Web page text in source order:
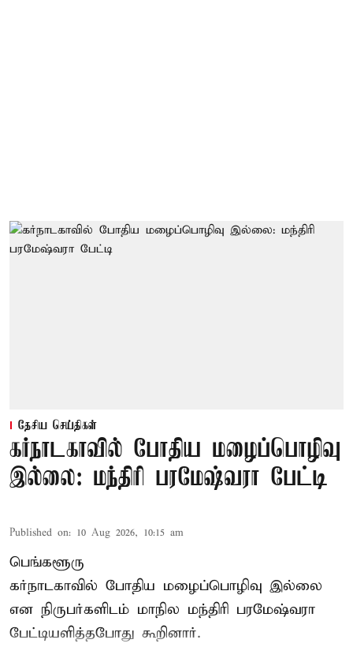
தேசிய செய்திகள்
கர்நாடகாவில் போதிய மழைப்பொழிவு
இல்லை: மந்திரி பரமேஷ்வரா பேட்டி
Published on: 10 Aug 2026, 10:15 am
பெங்களூரு
கர்நாடகாவில் போதிய மழைப்பொழிவு இல்லை
என நிருபர்களிடம் மாநில மந்திரி பரமேஷ்வரா
பேட்டியளித்தபோது கூறினார்.